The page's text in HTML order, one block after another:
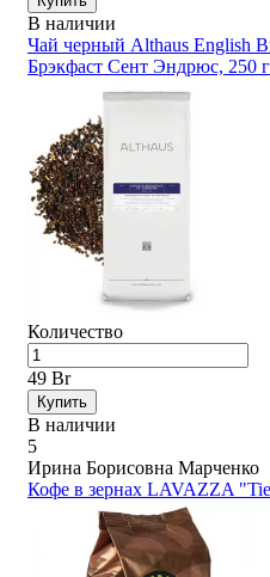
В наличии
Чай черный Althaus English
Брэкфаст Сент Эндрюс, 250
Количество
49 Br
Купить
В наличии
5
Ирина Борисовна Марченко
Кофе в зернах LAVAZZA